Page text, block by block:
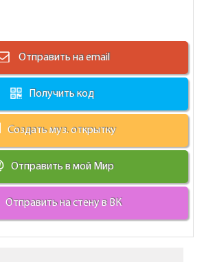
Отправить на email
Получить код
Создать муз. открытку
Отправить в мой Мир
Отправить на стену в ВК